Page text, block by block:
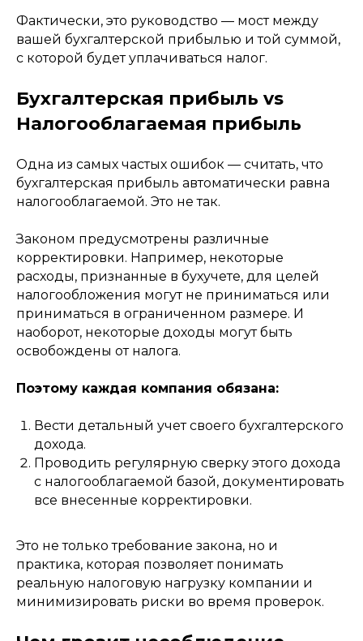
Фактически, это руководство — мост между
вашей бухгалтерской прибылью и той суммой,
с которой будет уплачиваться налог.
Бухгалтерская прибыль vs
Налогооблагаемая прибыль
Одна из самых частых ошибок — считать, что
бухгалтерская прибыль автоматически равна
налогооблагаемой. Это не так.
Законом предусмотрены различные
корректировки. Например, некоторые
расходы, признанные в бухучете, для целей
налогообложения могут не приниматься или
приниматься в ограниченном размере. И
наоборот, некоторые доходы могут быть
освобождены от налога.
Поэтому каждая компания обязана:
Вести детальный учет своего бухгалтерского
дохода.
Проводить регулярную сверку этого дохода
с налогооблагаемой базой, документировать
все внесенные корректировки.
Это не только требование закона, но и
практика, которая позволяет понимать
реальную налоговую нагрузку компании и
минимизировать риски во время проверок.
Контактная информация
722, Hayat boulevard 2A/1, Town Square,
Адрес